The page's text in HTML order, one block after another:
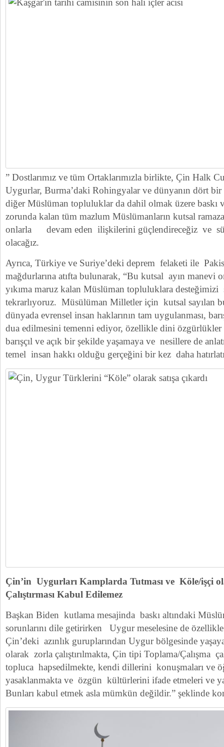
” Dostlarımız ve tüm Ortaklarımızla birlikte, Çin Halk
Uygurlar, Burma’daki Rohingyalar ve dünyanın dört bir
diğer Müslüman topluluklar da dahil olmak üzere baskı
zorunda kalan tüm mazlum Müslümanların kutsal
onlarla devam eden ilişkilerini güçlendireceğiz ve
olacağız.
Ayrıca, Türkiye ve Suriye’deki deprem felaketi ile
mağdurlarına atıfta bulunarak, “Bu kutsal ayın manevi
yıkıma maruz kalan Müslüman topluluklara desteğimizi
tekrarlıyoruz. Müsülüman Milletler için kutsal sayılan
dünyada evrensel insan haklarının tam uygulanması,
dua edilmesini temenni ediyor, özellikle dini özgürlükler
barışçıl ve açık bir şekilde yaşamaya ve nesillere de
temel insan hakkı olduğu gerçeğini bir kez daha
Çin’in Uygurları Kamplarda Tutması ve Köle/işçi
Çalıştırması Kabul Edilemez
Başkan Biden kutlama mesajinda baskı altındaki
sorunlarını dile getirirken Uygur meselesine de
Çin’deki azınlık guruplarından Uygur bölgesinde
olarak zorla çalıştırılmakta, Çin tipi Toplama/Çalışma
topluca hapsedilmekte, kendi dillerini konuşmaları ve
yasaklanmakta ve özgün kültürlerini ifade etmeleri ve
Bunları kabul etmek asla mümkün değildir.” şeklinde